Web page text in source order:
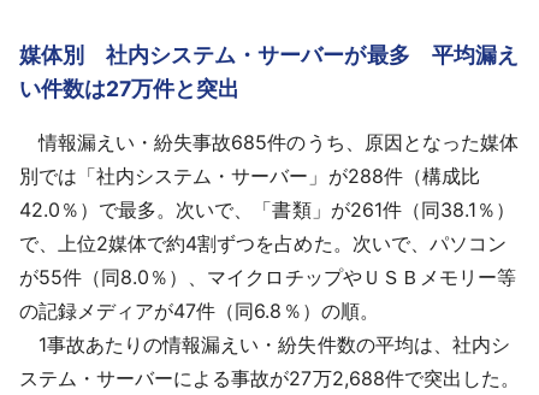
媒体別 社内システム・サーバーが最多 平均漏え
い件数は27万件と突出
情報漏えい・紛失事故685件のうち、原因となった媒体
別では「社内システム・サーバー」が288件（構成比
42.0％）で最多。次いで、「書類」が261件（同38.1％）
で、上位2媒体で約4割ずつを占めた。次いで、パソコン
が55件（同8.0％）、マイクロチップやＵＳＢメモリー等
の記録メディアが47件（同6.8％）の順。
1事故あたりの情報漏えい・紛失件数の平均は、社内シ
ステム・サーバーによる事故が27万2,688件で突出した。